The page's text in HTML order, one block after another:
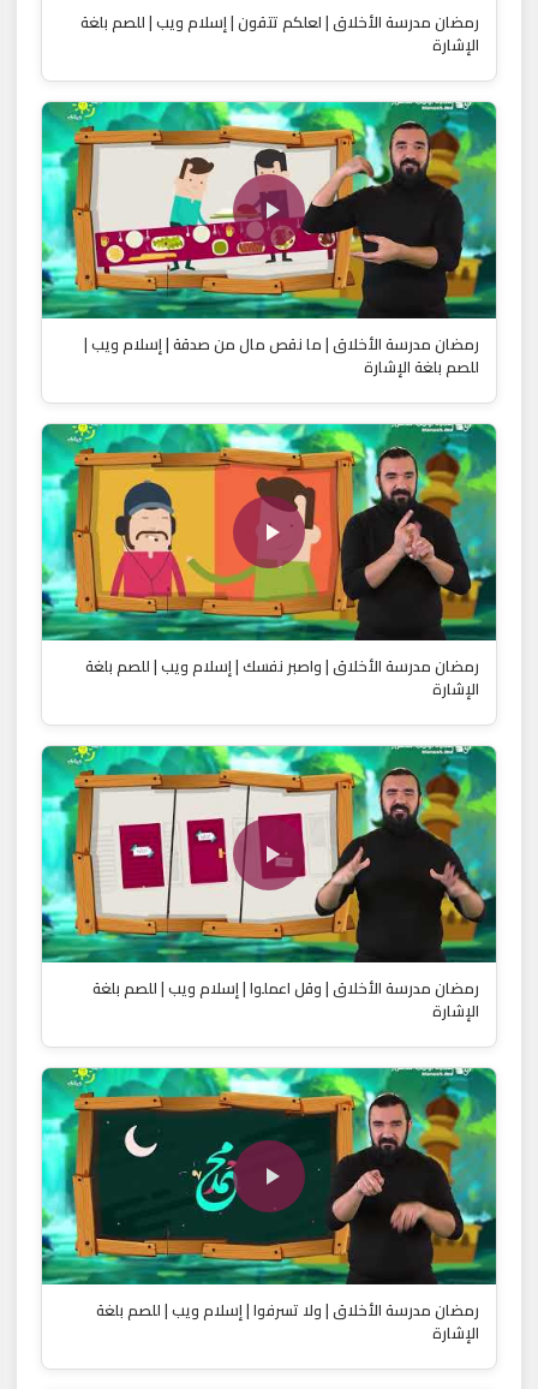
رمضان مدرسة الأخلاق | لعلكم تتقون | إسلام ويب | للصم بلغة
الإشارة
رمضان مدرسة الأخلاق | ما نقص مال من صدقة | إسلام ويب |
للصم بلغة الإشارة
رمضان مدرسة الأخلاق | واصبر نفسك | إسلام ويب | للصم بلغة
الإشارة
رمضان مدرسة الأخلاق | وقل اعملوا | إسلام ويب | للصم بلغة
الإشارة
رمضان مدرسة الأخلاق | ولا تسرفوا | إسلام ويب | للصم بلغة
الإشارة